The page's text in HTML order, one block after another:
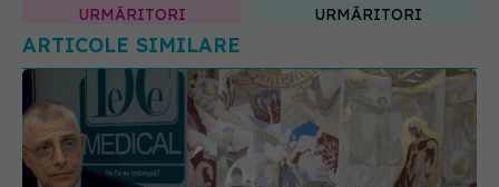
URMĂRITORI URMĂRITORI
ARTICOLE SIMILARE